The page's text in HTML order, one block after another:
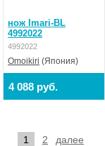
нож Imari-BL
4992022
4992022
Omoikiri (Япония)
4 088 руб.
1 2 далее